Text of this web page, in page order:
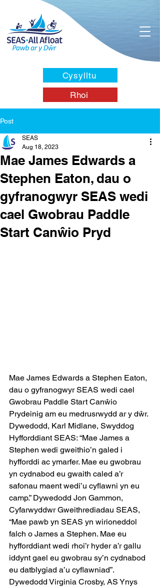
Cysylltu
Rhoi
Post
Mae James Edwards a
Stephen Eaton, dau o
gyfranogwyr SEAS wedi
cael Gwobrau Paddle
Start Canŵio Pryd
SEAS
Aug 18, 2023
Mae James Edwards a Stephen Eaton,
dau o gyfranogwyr SEAS wedi cael
Gwobrau Paddle Start Canŵio
Prydeinig am eu medrusrwydd ar y dŵr.
Dywedodd, Karl Midlane, Swyddog
Hyfforddiant SEAS: “Mae James a
Stephen wedi gweithio’n galed i
hyfforddi ac ymarfer. Mae eu gwobrau
yn cydnabod eu gwaith caled a’r
safonau maent wedi’u cyflawni yn eu
camp.” Dywedodd Jon Gammon,
Cyfarwyddwr Gweithrediadau SEAS,
“Mae pawb yn SEAS yn wirioneddol
falch o James a Stephen. Mae eu
hyfforddiant wedi rhoi’r hyder a’r gallu
iddynt gael eu gwobrau sy’n cydnabod
eu datblygiad a’u cyflawniad”.
Dywedodd Virginia Crosby, AS Ynys